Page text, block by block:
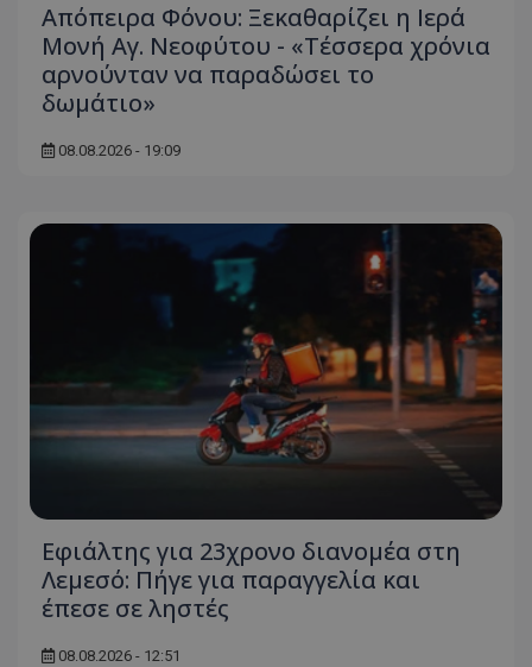
Απόπειρα Φόνου: Ξεκαθαρίζει η Ιερά
Μονή Αγ. Νεοφύτου - «Τέσσερα χρόνια
αρνούνταν να παραδώσει το
δωμάτιο»
08.08.2026 - 19:09
Εφιάλτης για 23χρονο διανομέα στη
Λεμεσό: Πήγε για παραγγελία και
έπεσε σε ληστές
08.08.2026 - 12:51